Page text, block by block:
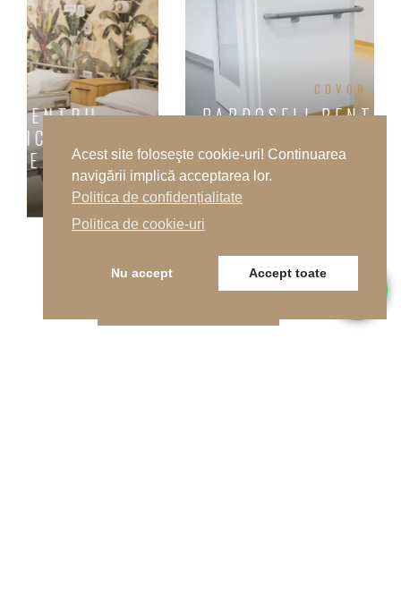
COVOR PVC
PARDOSELI PENTRU SPITAL
PSIHIATRIE BAIA MARE
Acest site foloseşte cookie-uri! Continuarea
navigării implică acceptarea lor.
Politica de confidențialitate
Politica de cookie-uri
Nu accept Accept toate